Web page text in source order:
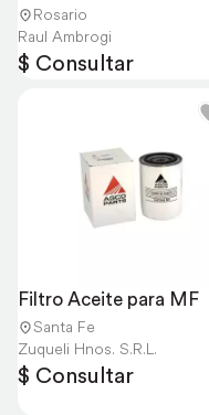
Rosario
Raul Ambrogi
$ Consultar
Filtro Aceite para MF
Santa Fe
Zuqueli Hnos. S.R.L.
$ Consultar